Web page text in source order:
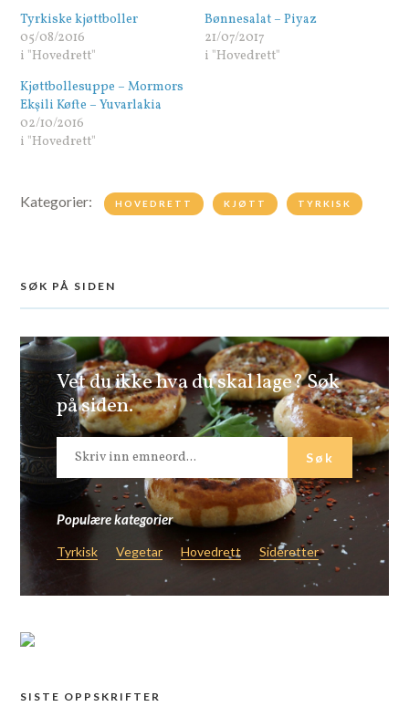
Tyrkiske kjøttboller
05/08/2016
i "Hovedrett"
Bønnesalat – Piyaz
21/07/2017
i "Hovedrett"
Kjøttbollesuppe – Mormors
Ekşili Køfte – Yuvarlakia
02/10/2016
i "Hovedrett"
Kategorier: HOVEDRETT KJØTT TYRKISK
SØK PÅ SIDEN
Vet du ikke hva du skal lage? Søk
på siden.
Populære kategorier
Tyrkisk Vegetar Hovedrett Sideretter
SISTE OPPSKRIFTER